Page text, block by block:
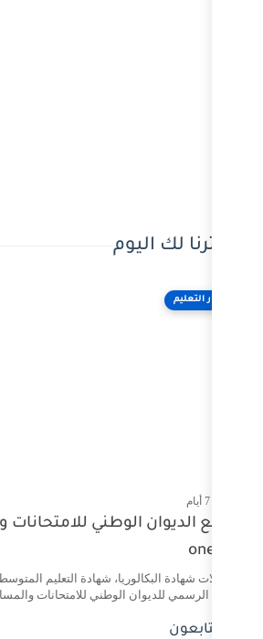
مواقع الديوان الوطني للامتحانات والمسابقات 2026
شهادة التعليم المتوسط، شهادة التعليم الابتدائي
للامتحانات والمسابقات: موقع الديوان...